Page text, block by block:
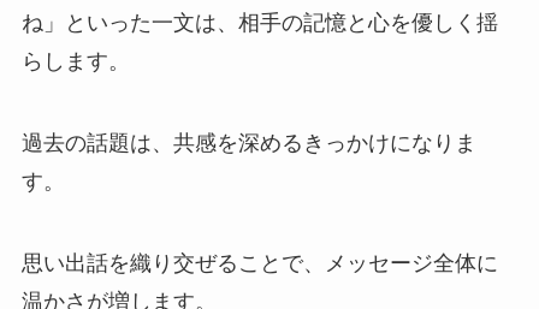
ね」といった一文は、相手の記憶と心を優しく揺
らします。
過去の話題は、共感を深めるきっかけになりま
す。
思い出話を織り交ぜることで、メッセージ全体に
温かさが増します。